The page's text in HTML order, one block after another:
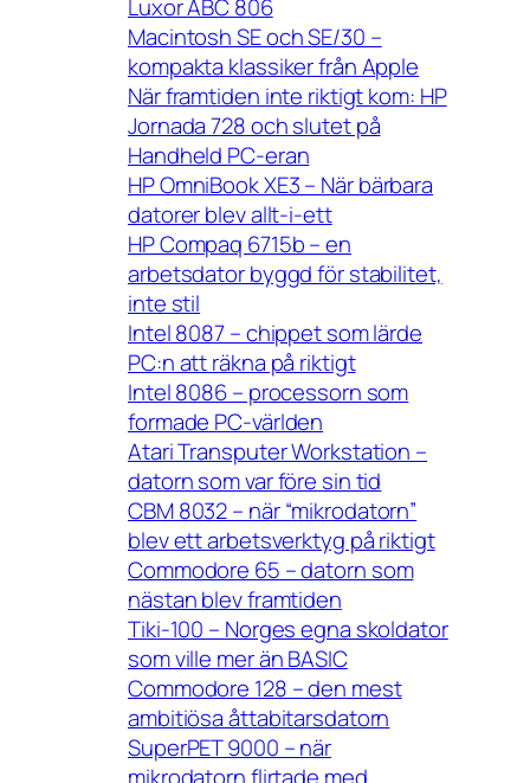
Luxor ABC 806
Macintosh SE och SE/30 –
kompakta klassiker från Apple
När framtiden inte riktigt kom: HP
Jornada 728 och slutet på
Handheld PC-eran
HP OmniBook XE3 – När bärbara
datorer blev allt-i-ett
HP Compaq 6715b – en
arbetsdator byggd för stabilitet,
inte stil
Intel 8087 – chippet som lärde
PC:n att räkna på riktigt
Intel 8086 – processorn som
formade PC-världen
Atari Transputer Workstation –
datorn som var före sin tid
CBM 8032 – när “mikrodatorn”
blev ett arbetsverktyg på riktigt
Commodore 65 – datorn som
nästan blev framtiden
Tiki-100 – Norges egna skoldator
som ville mer än BASIC
Commodore 128 – den mest
ambitiösa åttabitarsdatorn
SuperPET 9000 – när